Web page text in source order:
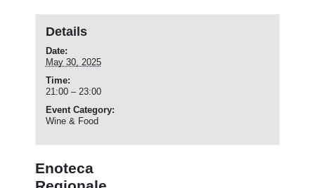
Details
Date:
May 30, 2025
Time:
21:00 – 23:00
Event Category:
Wine & Food
Enoteca